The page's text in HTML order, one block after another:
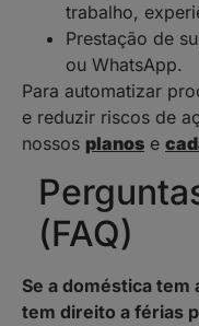
trabalho,
Prestação de
ou WhatsApp.
Para automatizar
e reduzir riscos de
nossos planos e
(FAQ)
Se a doméstica tem
tem direito a férias